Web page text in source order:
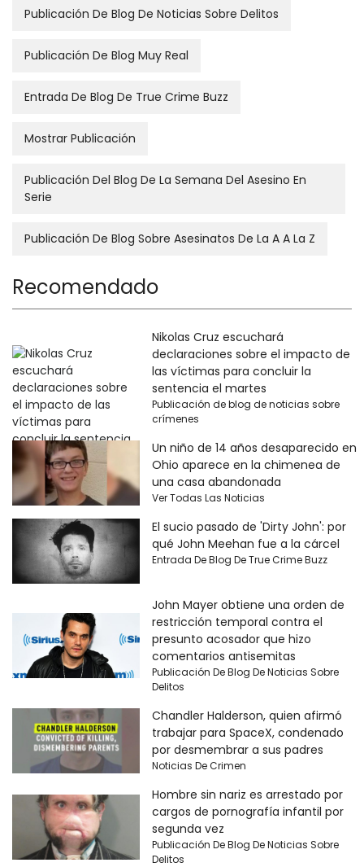
Publicación De Blog De Noticias Sobre Delitos
Publicación De Blog Muy Real
Entrada De Blog De True Crime Buzz
Mostrar Publicación
Publicación Del Blog De La Semana Del Asesino En
Serie
Publicación De Blog Sobre Asesinatos De La A A La Z
Recomendado
Nikolas Cruz escuchará
declaraciones sobre el impacto de
las víctimas para concluir la
sentencia el martes
Publicación de blog de noticias sobre
crímenes
Un niño de 14 años desaparecido en
Ohio aparece en la chimenea de
una casa abandonada
Ver Todas Las Noticias
El sucio pasado de 'Dirty John': por
qué John Meehan fue a la cárcel
Entrada De Blog De True Crime Buzz
John Mayer obtiene una orden de
restricción temporal contra el
presunto acosador que hizo
comentarios antisemitas
Publicación De Blog De Noticias Sobre
Delitos
Chandler Halderson, quien afirmó
trabajar para SpaceX, condenado
por desmembrar a sus padres
Noticias De Crimen
Hombre sin nariz es arrestado por
cargos de pornografía infantil por
segunda vez
Publicación De Blog De Noticias Sobre
Delitos